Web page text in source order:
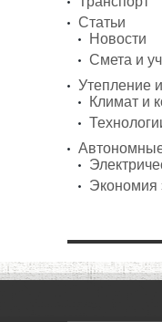
Статьи
Новости
Смета и
Утепление
Климат и
Автономные
Экономия